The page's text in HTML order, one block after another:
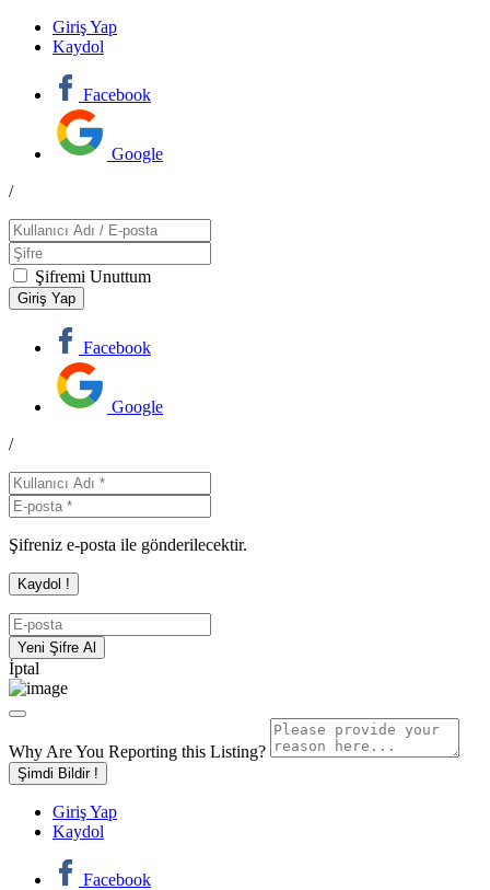
Giriş Yap
Kaydol
Facebook
Google
/
Şifremi Unuttum
Facebook
Google
/
Şifreniz e-posta ile gönderilecektir.
İptal
Why Are You Reporting this Listing?
Şimdi Bildir !
Giriş Yap
Kaydol
Facebook